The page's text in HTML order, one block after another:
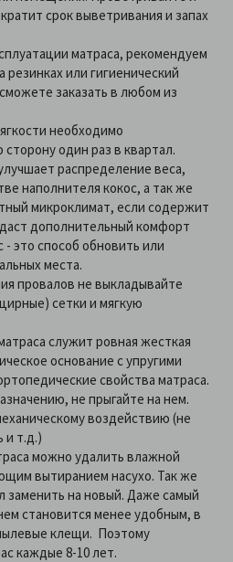
срок выветривания и запах
матраса, рекомендуем
или гигиенический
заказать в любом из
необходимо
один раз в квартал.
распределение веса,
наполнителя кокос, а так же
микроклимат, если содержит
дополнительный комфорт
это способ обновить или
места.
провалов не выкладывайте
сетки и мягкую
служит ровная жесткая
основание с упругими
свойства матраса.
не прыгайте на нем.
воздействию (не
и т.д.)
можно удалить влажной
вытиранием насухо. Так же
заменить на новый. Даже самый
становится менее удобным, в
клещи. Поэтому
каждые 8-10 лет.